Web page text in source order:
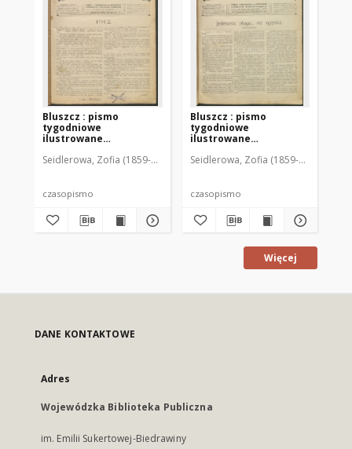
Bluszcz : pismo
tygodniowe
ilustrowane
kobiecym, 1912 R. 48, nr
Seidlerowa, Zofia (1859-1919). Red. i Wyd.
czasopismo
Bluszcz : pismo
tygodniowe
ilustrowane
kobiecym, 1912 R. 48, nr
Seidlerowa, Zofia (1859-1919). Red.
czasopismo
Więcej
DANE KONTAKTOWE
Adres
Wojewódzka Biblioteka Publiczna
im. Emilii Sukertowej-Biedrawiny